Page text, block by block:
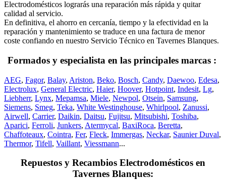
Electrodomésticos lograrás una reparación más rápida y quitar
calidad al servicio.
En definitiva, el ahorro en cercanía, tiempo y la efectividad en la
reparación y mantenimiento se traduce en una factura de menor
coste confiando en nuestro Servicio Técnico en Tavernes Blanques.
Formados y especialista en las principales marcas :
AEG, Fagor, Balay, Ariston, Beko, Bosch, Candy, Daewoo, Edesa,
Electrolux, General Electric, Haier, Hoover, Hotpoint, Indesit, Lg,
Liebherr, Lynx, Mepamsa, Miele, Newpol, Otsein, Samsung,
Siemens, Smeg, Teka, White Westinghouse, Whirlpool, Zanussi,
Airwell, Carrier, Daikin, Daitsu, Fujitsu, Mitsubishi, Toshiba,
Aparici, Ferroli, Junkers, Atermycal, BaxiRoca, Beretta,
Chaffoteaux, Cointra, Fer, Fleck, Immergas, Neckar, Saunier Duval,
Thermor, Tifell, Vaillant, Viessmann...
Repuestos y Recambios Electrodomésticos en
Tavernes Blanques: